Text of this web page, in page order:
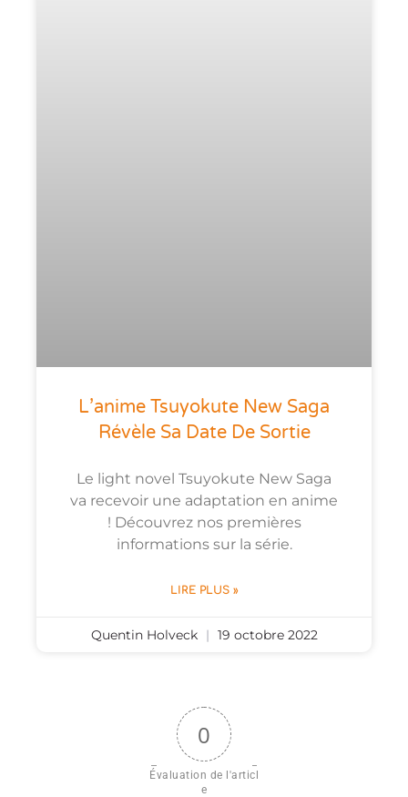
L’anime Tsuyokute New Saga
Révèle Sa Date De Sortie
Le light novel Tsuyokute New Saga
va recevoir une adaptation en anime
! Découvrez nos premières
informations sur la série.
LIRE PLUS »
Quentin Holveck 19 octobre 2022
0
Évaluation de l'articl
e